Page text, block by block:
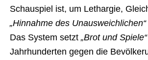
Schauspiel ist, um Lethargie,
„Hinnahme des Unausweichlichen“
Das System setzt „Brot und Spiele“
Jahrhunderten gegen die